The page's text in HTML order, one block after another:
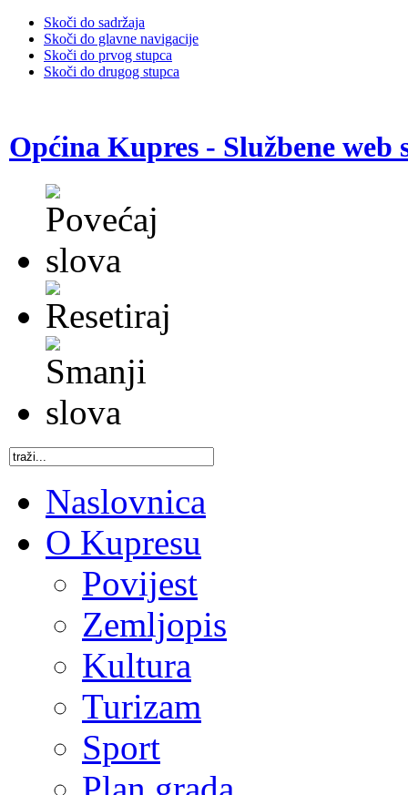
Skoči do sadržaja
Skoči do glavne navigacije
Skoči do prvog stupca
Skoči do drugog stupca
Općina Kupres - Službene web
Naslovnica
O Kupresu
Povijest
Zemljopis
Kultura
Turizam
Sport